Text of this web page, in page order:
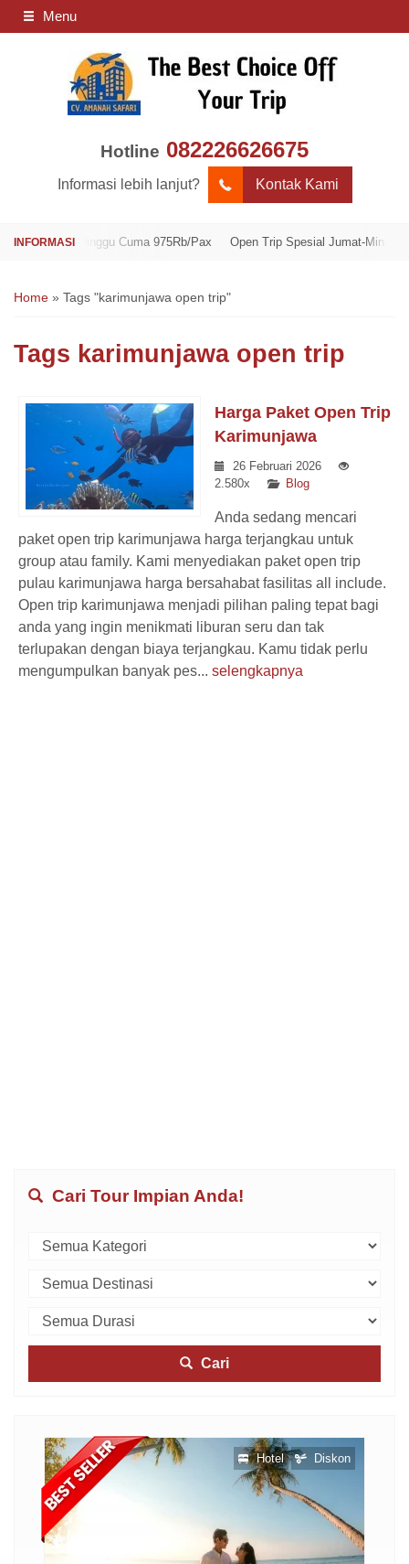
Menu
Hotline 082226626675
Informasi lebih lanjut? Kontak Kami
Minggu Cuma 975Rb/Pax Open Trip Spesial Jumat-Minggu Cuma
Home » Tags "karimunjawa open trip"
Tags karimunjawa open trip
Harga Paket Open Trip
Karimunjawa
26 Februari 2026
2.580x
Blog
Anda sedang mencari
paket open trip karimunjawa harga terjangkau untuk
group atau family. Kami menyediakan paket open trip
pulau karimunjawa harga bersahabat fasilitas all include.
Open trip karimunjawa menjadi pilihan paling tepat bagi
anda yang ingin menikmati liburan seru dan tak
terlupakan dengan biaya terjangkau. Kamu tidak perlu
mengumpulkan banyak pes... selengkapnya
Cari Tour Impian Anda!
Cari
Hotel Diskon